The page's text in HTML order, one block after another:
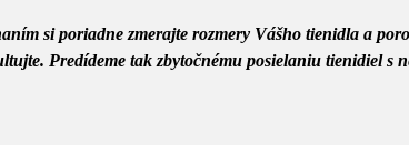
si poriadne zmerajte rozmery Vášho tienidla a
Predídeme tak zbytočnému posielaniu tienidiel s